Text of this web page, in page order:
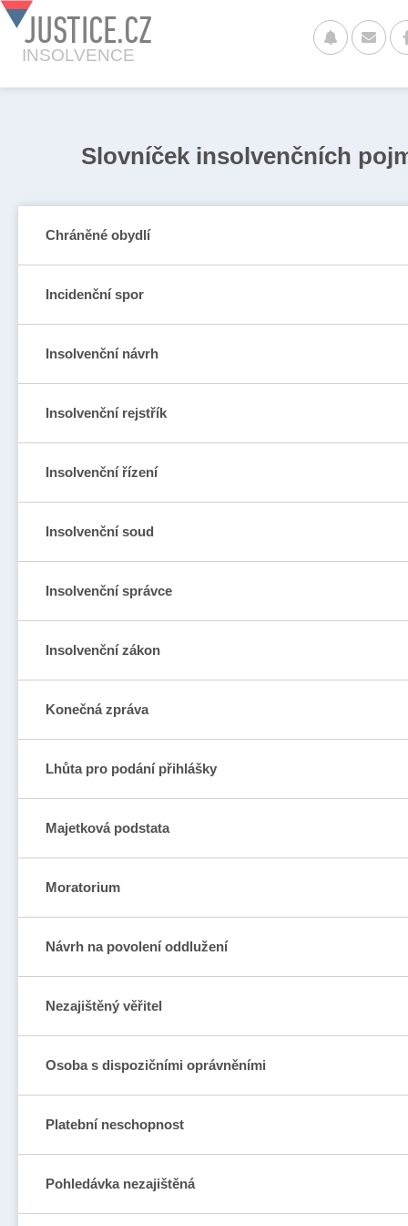
JUSTICE.CZ
INSOLVENCE
Slovníček insolvenčních
Chráněné obydlí
Incidenční spor
Insolvenční návrh
Insolvenční rejstřík
Insolvenční řízení
Insolvenční soud
Insolvenční správce
Insolvenční zákon
Konečná zpráva
Lhůta pro podání přihlášky
Majetková podstata
Moratorium
Návrh na povolení oddlužení
Nezajištěný věřitel
Osoba s dispozičními oprávněními
Platební neschopnost
Pohledávka nezajištěná